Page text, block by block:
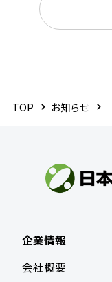
TOP お知らせ
企業情報
会社概要